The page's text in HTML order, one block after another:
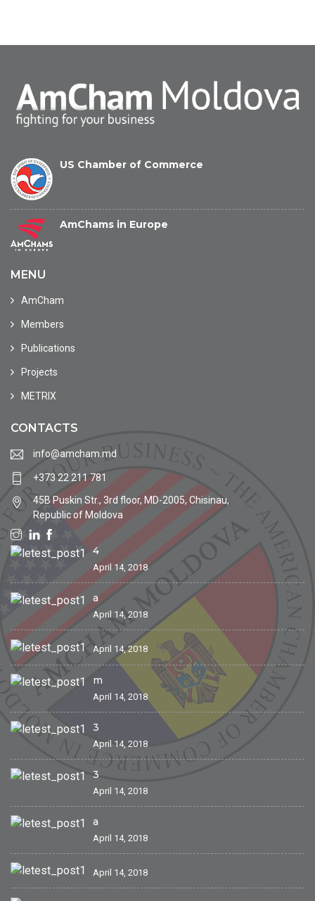
US Chamber of Commerce
AmChams in Europe
MENU
AmCham
Members
Publications
Projects
METRIX
CONTACTS
info@amcham.md
+373 22 211 781
45B Puskin Str., 3rd floor, MD-2005, Chisinau,
Republic of Moldova
4
April 14, 2018
a
April 14, 2018
April 14, 2018
m
April 14, 2018
3
April 14, 2018
3
April 14, 2018
a
April 14, 2018
April 14, 2018